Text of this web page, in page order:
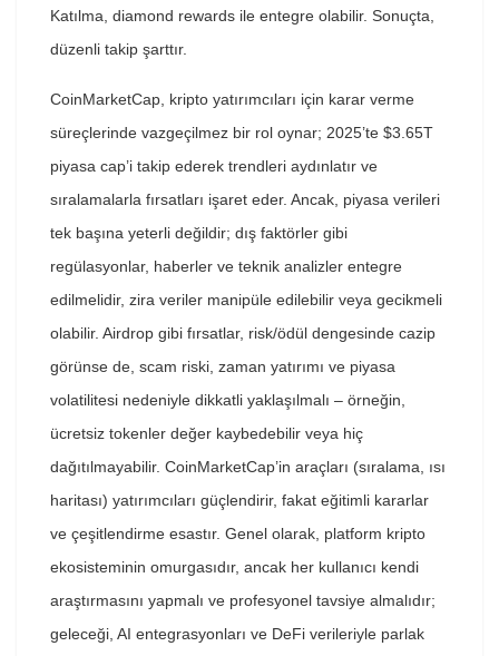
Katılma, diamond rewards ile entegre olabilir. Sonuçta,
düzenli takip şarttır.
CoinMarketCap, kripto yatırımcıları için karar verme
süreçlerinde vazgeçilmez bir rol oynar; 2025’te $3.65T
piyasa cap’i takip ederek trendleri aydınlatır ve
sıralamalarla fırsatları işaret eder. Ancak, piyasa verileri
tek başına yeterli değildir; dış faktörler gibi
regülasyonlar, haberler ve teknik analizler entegre
edilmelidir, zira veriler manipüle edilebilir veya gecikmeli
olabilir. Airdrop gibi fırsatlar, risk/ödül dengesinde cazip
görünse de, scam riski, zaman yatırımı ve piyasa
volatilitesi nedeniyle dikkatli yaklaşılmalı – örneğin,
ücretsiz tokenler değer kaybedebilir veya hiç
dağıtılmayabilir. CoinMarketCap’in araçları (sıralama, ısı
haritası) yatırımcıları güçlendirir, fakat eğitimli kararlar
ve çeşitlendirme esastır. Genel olarak, platform kripto
ekosisteminin omurgasıdır, ancak her kullanıcı kendi
araştırmasını yapmalı ve profesyonel tavsiye almalıdır;
geleceği, AI entegrasyonları ve DeFi verileriyle parlak